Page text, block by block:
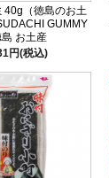
40g（徳島のお土
GUMMY
お土産
円(税込)